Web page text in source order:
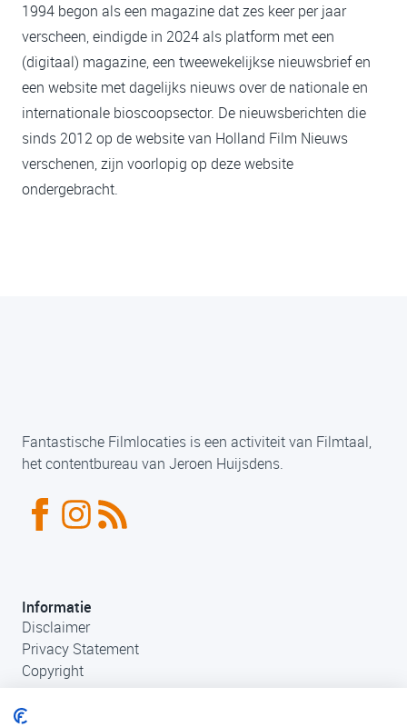
1994 begon als een magazine dat zes keer per jaar
verscheen, eindigde in 2024 als platform met een
(digitaal) magazine, een tweewekelijkse nieuwsbrief en
een website met dagelijks nieuws over de nationale en
internationale bioscoopsector. De nieuwsberichten die
sinds 2012 op de website van Holland Film Nieuws
verschenen, zijn voorlopig op deze website
ondergebracht.
Fantastische Filmlocaties is een activiteit van Filmtaal,
het contentbureau van Jeroen Huijsdens.
Informatie
Disclaimer
Privacy Statement
Copyright